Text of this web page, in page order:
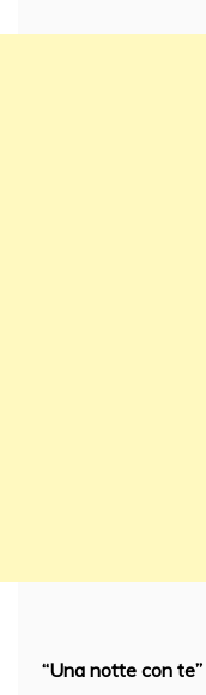
“Una notte con te”